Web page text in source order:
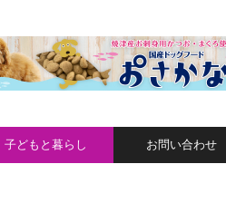
子どもと暮らし お問い合わせ